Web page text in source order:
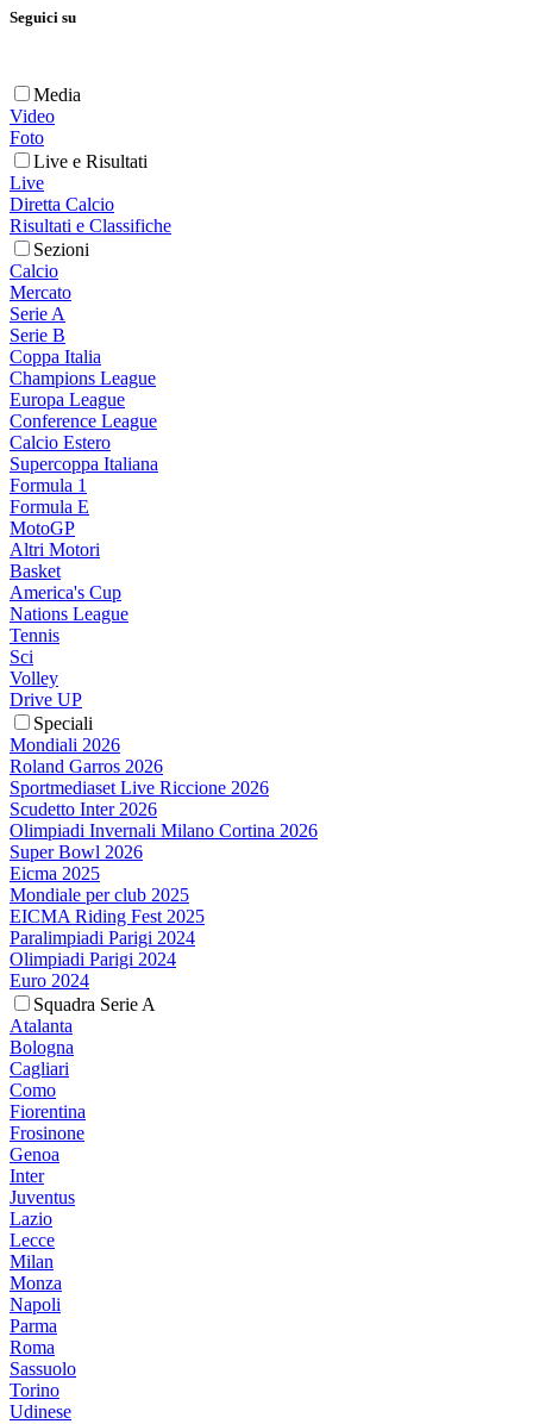
Seguici su
Media
Video
Foto
Live e Risultati
Live
Diretta Calcio
Risultati e Classifiche
Sezioni
Calcio
Mercato
Serie A
Serie B
Coppa Italia
Champions League
Europa League
Conference League
Calcio Estero
Supercoppa Italiana
Formula 1
Formula E
MotoGP
Altri Motori
Basket
America's Cup
Nations League
Tennis
Sci
Volley
Drive UP
Speciali
Mondiali 2026
Roland Garros 2026
Sportmediaset Live Riccione 2026
Scudetto Inter 2026
Olimpiadi Invernali Milano Cortina 2026
Super Bowl 2026
Eicma 2025
Mondiale per club 2025
EICMA Riding Fest 2025
Paralimpiadi Parigi 2024
Olimpiadi Parigi 2024
Euro 2024
Squadra Serie A
Atalanta
Bologna
Cagliari
Como
Fiorentina
Frosinone
Genoa
Inter
Juventus
Lazio
Lecce
Milan
Monza
Napoli
Parma
Roma
Sassuolo
Torino
Udinese